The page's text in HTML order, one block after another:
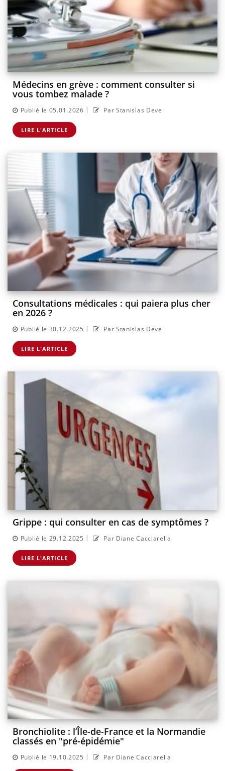
Médecins en grève : comment consulter si
vous tombez malade ?
Publié le 05.01.2026 | Par Stanislas Deve
LIRE L'ARTICLE
Consultations médicales : qui paiera plus cher
en 2026 ?
Publié le 30.12.2025 | Par Stanislas Deve
LIRE L'ARTICLE
Grippe : qui consulter en cas de symptômes ?
Publié le 29.12.2025 | Par Diane Cacciarella
LIRE L'ARTICLE
Bronchiolite : l’Île-de-France et la Normandie
classés en "pré-épidémie"
Publié le 19.10.2025 | Par Diane Cacciarella